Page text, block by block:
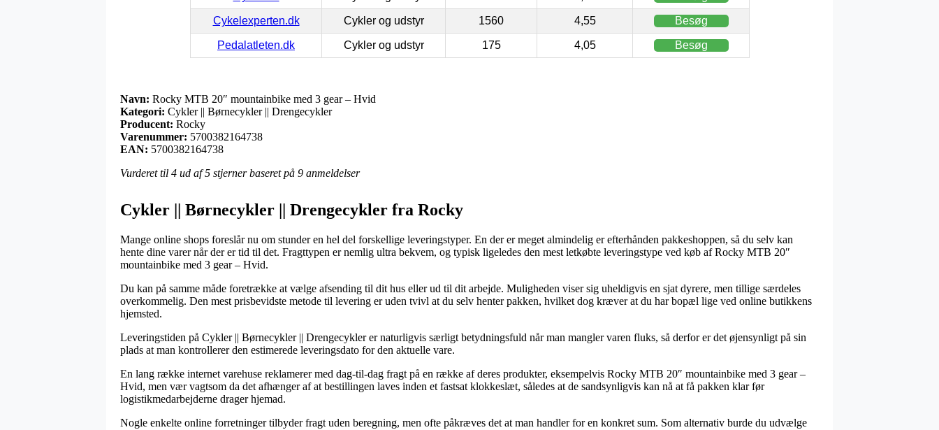
Cykelexperten.dk Cykler og udstyr 1560 4,55 Besøg
Pedalatleten.dk Cykler og udstyr 175 4,05 Besøg
Navn: Rocky MTB 20″ mountainbike med 3 gear – Hvid
Kategori: Cykler || Børnecykler || Drengecykler
Producent: Rocky
Varenummer: 5700382164738
EAN: 5700382164738
Vurderet til 4 ud af 5 stjerner baseret på 9 anmeldelser
Cykler || Børnecykler || Drengecykler fra Rocky
Mange online shops foreslår nu om stunder en hel del forskellige leveringstyper. En der er meget almindelig er efterhånden pakkeshoppen, så du selv kan
hente dine varer når der er tid til det. Fragttypen er nemlig ultra bekvem, og typisk ligeledes den mest letkøbte leveringstype ved køb af Rocky MTB 20″
mountainbike med 3 gear – Hvid.
Du kan på samme måde foretrække at vælge afsending til dit hus eller ud til dit arbejde. Muligheden viser sig uheldigvis en sjat dyrere, men tillige særdeles
overkommelig. Den mest prisbevidste metode til levering er uden tvivl at du selv henter pakken, hvilket dog kræver at du har bopæl lige ved online butikkens
hjemsted.
Leveringstiden på Cykler || Børnecykler || Drengecykler er naturligvis særligt betydningsfuld når man mangler varen fluks, så derfor er det øjensynligt på sin
plads at man kontrollerer den estimerede leveringsdato for den aktuelle vare.
En lang række internet varehuse reklamerer med dag-til-dag fragt på en række af deres produkter, eksempelvis Rocky MTB 20″ mountainbike med 3 gear –
Hvid, men vær vagtsom da det afhænger af at bestillingen laves inden et fastsat klokkeslæt, således at de sandsynligvis kan nå at få pakken klar før
logistikmedarbejderne drager hjemad.
Nogle enkelte online forretninger tilbyder fragt uden beregning, men ofte påkræves det at man handler for en konkret sum. Som alternativ burde du udvælge